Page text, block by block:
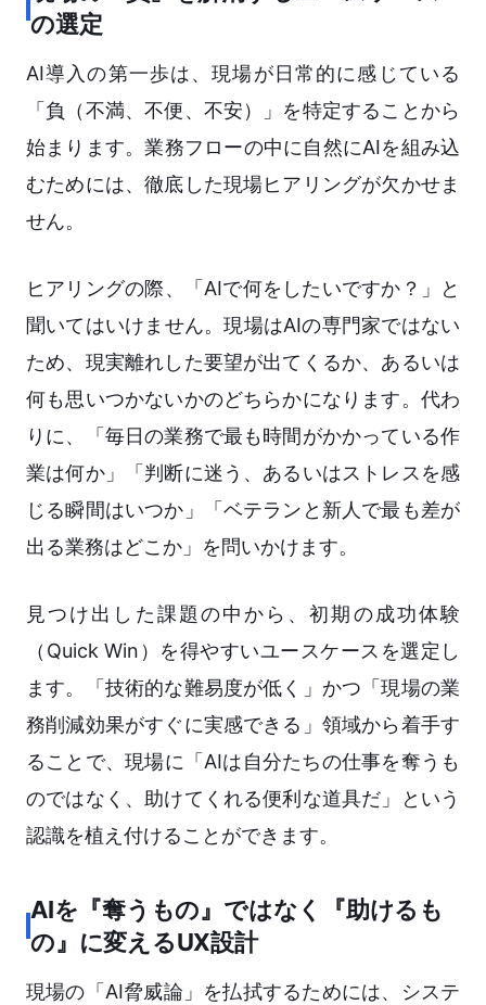
の選定
AI導入の第一歩は、現場が日常的に感じている
「負（不満、不便、不安）」を特定することから
始まります。業務フローの中に自然にAIを組み込
むためには、徹底した現場ヒアリングが欠かせま
せん。
ヒアリングの際、「AIで何をしたいですか？」と
聞いてはいけません。現場はAIの専門家ではない
ため、現実離れした要望が出てくるか、あるいは
何も思いつかないかのどちらかになります。代わ
りに、「毎日の業務で最も時間がかかっている作
業は何か」「判断に迷う、あるいはストレスを感
じる瞬間はいつか」「ベテランと新人で最も差が
出る業務はどこか」を問いかけます。
見つけ出した課題の中から、初期の成功体験
（Quick Win）を得やすいユースケースを選定し
ます。「技術的な難易度が低く」かつ「現場の業
務削減効果がすぐに実感できる」領域から着手す
ることで、現場に「AIは自分たちの仕事を奪うも
のではなく、助けてくれる便利な道具だ」という
認識を植え付けることができます。
AIを『奪うもの』ではなく『助けるも
の』に変えるUX設計
現場の「AI脅威論」を払拭するためには、システ